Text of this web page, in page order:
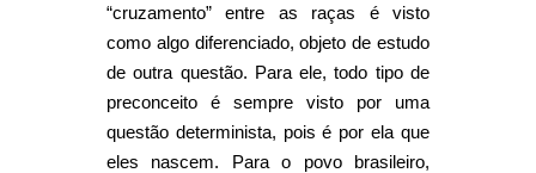
“cruzamento” entre as raças é visto
como algo diferenciado, objeto de estudo
de outra questão. Para ele, todo tipo de
preconceito é sempre visto por uma
questão determinista, pois é por ela que
eles nascem. Para o povo brasileiro,